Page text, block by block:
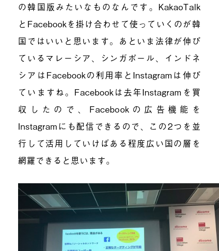
の韓国版みたいなものなんです。KakaoTalk
とFacebookを掛け合わせて使っていくのが韓
国ではいいと思います。あといま法律が伸び
ているマレーシア、シンガポール、インドネ
シアはFacebookの利用率とInstagramは伸び
ていますね。Facebookは去年Instagramを買
収したので、Facebookの広告機能を
Instagramにも配信できるので、この2つを並
行して活用していけばある程度広い国の層を
網羅できると思います。